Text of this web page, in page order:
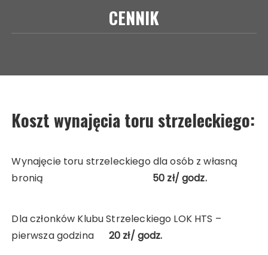
CENNIK
Koszt wynajęcia toru strzeleckiego:
Wynajęcie toru strzeleckiego dla osób z własną
bronią 50 zł/ godz.
Dla członków Klubu Strzeleckiego LOK HTS –
pierwsza godzina 20 zł/ godz.